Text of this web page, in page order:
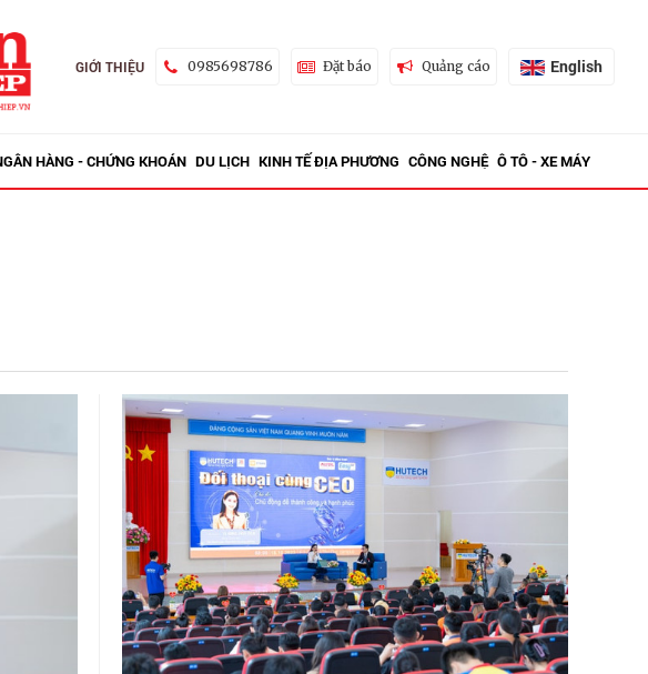
GIỚI THIỆU 0985698786 Đặt báo Quảng cáo English
HÀNG - CHỨNG KHOÁN DU LỊCH KINH TẾ ĐỊA PHƯƠNG CÔNG NGHỆ Ô TÔ - XE MÁY